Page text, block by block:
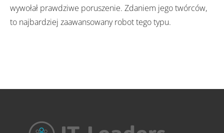
wywołał prawdziwe poruszenie. Zdaniem jego twórców,
to najbardziej zaawansowany robot tego typu.